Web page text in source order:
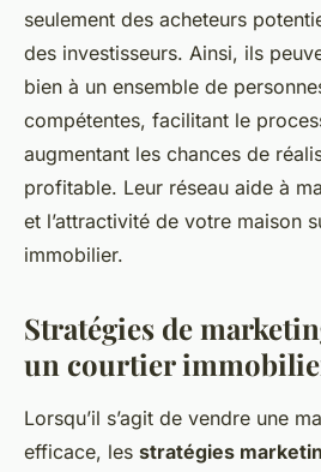
seulement des acheteurs
des investisseurs. Ainsi, ils
bien à un ensemble de
compétentes, facilitant le
augmentant les chances de
profitable. Leur réseau aide à
et l’attractivité de votre maison
immobilier.
Stratégies de
un courtier
Lorsqu’il s’agit de vendre une
efficace, les stratégies